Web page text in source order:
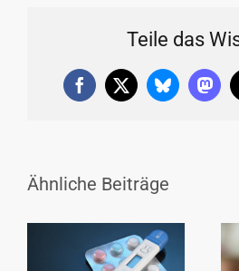
Teile das
Facebook
X Bluesky
Ähnliche Beiträge